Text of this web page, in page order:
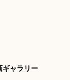
ギャラリー